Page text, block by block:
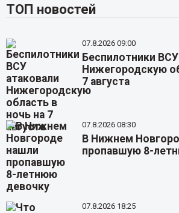
ТОП новостей
07.8.2026 09:00
Беспилотники
Нижегородскую
7 августа
07.8.2026 08:30
В Нижнем
пропавшую 8-
07.8.2026 18:25